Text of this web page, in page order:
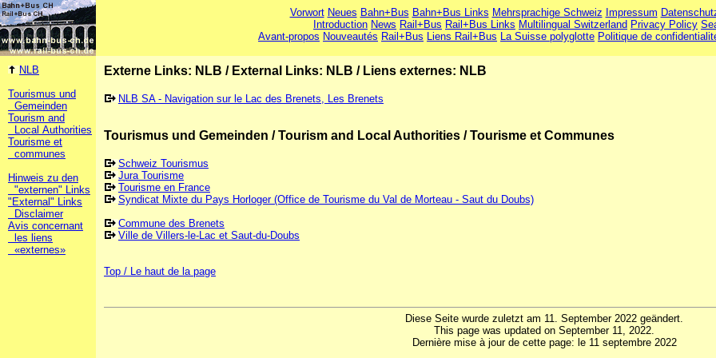
Vorwort Neues Bahn+Bus Bahn+Bus Links Mehrsprachige Schweiz Impressum
Introduction News Rail+Bus Rail+Bus Links Multilingual Switzerland Privacy Policy
Avant-propos Nouveautés Rail+Bus Liens Rail+Bus La Suisse polyglotte Politique de
NLB
Tourismus und
Gemeinden
Tourism and
Local Authorities
Tourisme et
communes
Hinweis zu den
"externen" Links
"External" Links
Disclaimer
Avis concernant
les liens
«externes»
Externe Links: NLB / External Links: NLB / Liens externes: NLB
NLB SA - Navigation sur le Lac des Brenets, Les Brenets
Tourismus und Gemeinden / Tourism and Local Authorities / Tourisme et Communes
Schweiz Tourismus
Jura Tourisme
Tourisme en France
Syndicat Mixte du Pays Horloger (Office de Tourisme du Val de Morteau - Saut du Doubs)
Commune des Brenets
Ville de Villers-le-Lac et Saut-du-Doubs
Top / Le haut de la page
Diese Seite wurde zuletzt am 11. September 2022 geändert.
This page was updated on September 11, 2022.
Dernière mise à jour de cette page: le 11 septembre 2022